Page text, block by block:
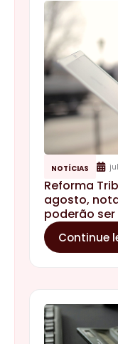
NOTÍCIAS
Reforma
agosto,
poderão
Continue